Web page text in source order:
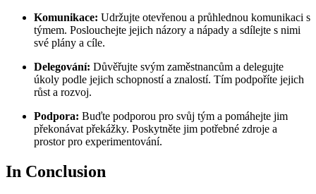
Komunikace: Udržujte otevřenou a průhlednou komunikaci s
týmem. Poslouchejte jejich názory a nápady a sdílejte s nimi
své plány a cíle.
Delegování: Důvěřujte svým zaměstnancům a delegujte
úkoly podle jejich schopností a znalostí. Tím podpoříte jejich
růst a rozvoj.
Podpora: Buďte podporou pro svůj tým a pomáhejte jim
překonávat překážky. Poskytněte jim potřebné zdroje a
prostor pro experimentování.
In Conclusion